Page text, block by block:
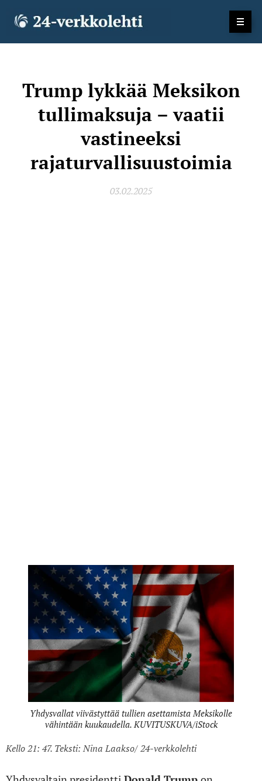
Trump lykkää Meksikon
tullimaksuja – vaatii
vastineeksi
rajaturvallisuustoimia
03.02.2025
Yhdysvallat viivästyttää tullien asettamista Meksikolle
vähintään kuukaudella. KUVITUSKUVA/iStock
Kello 21: 47. Teksti: Nina Laakso/ 24-verkkolehti